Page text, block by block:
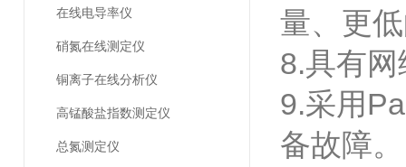
在线电导率仪
硝氮在线测定仪
铜离子在线分析仪
高锰酸盐指数测定仪
总氮测定仪
量、更
8.具有
9.采用
备故障。